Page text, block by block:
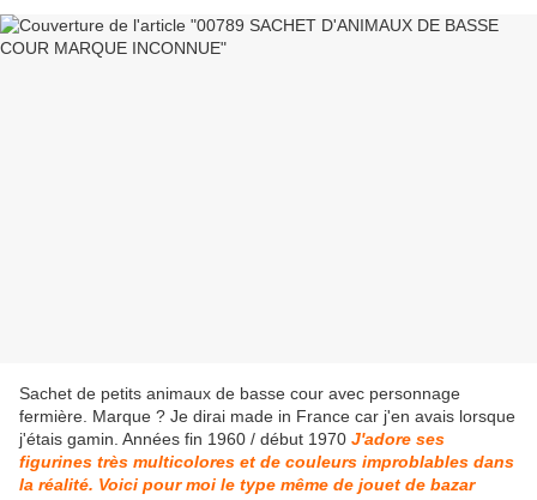
Sachet de petits animaux de basse cour avec personnage
fermière. Marque ? Je dirai made in France car j'en avais lorsque
j'étais gamin. Années fin 1960 / début 1970 J'adore ses
figurines très multicolores et de couleurs improblables dans
la réalité. Voici pour moi le type même de jouet de bazar